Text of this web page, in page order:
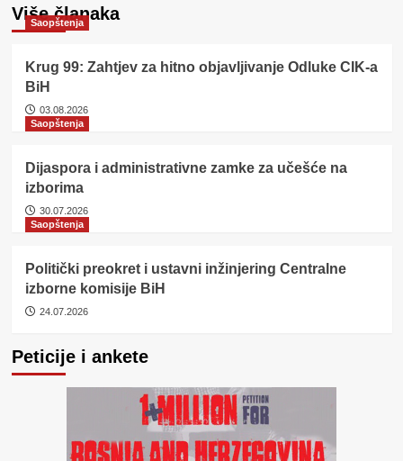
Više članaka
Saopštenja
Krug 99: Zahtjev za hitno objavljivanje Odluke CIK-a
BiH
03.08.2026
Saopštenja
Dijaspora i administrativne zamke za učešće na
izborima
30.07.2026
Saopštenja
Politički preokret i ustavni inžinjering Centralne
izborne komisije BiH
24.07.2026
Peticije i ankete